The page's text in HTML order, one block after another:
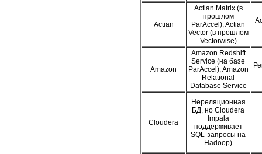
Actian
Actian Matrix (в
прошлом
ParAccel), Actian
Vector (в прошлом
Vectorwise)
Amazon
Amazon Redshift
Service (на базе
ParAccel), Amazon
Relational
Database Service
Cloudera
Нереляционная
БД, но Cloudera
Impala
поддерживает
SQL-запросы на
Hadoop)